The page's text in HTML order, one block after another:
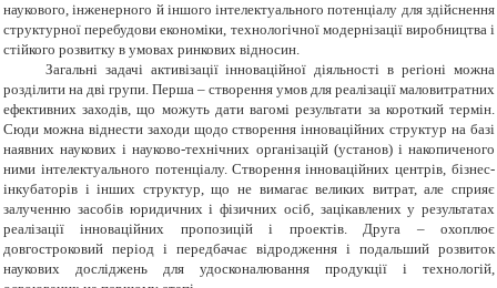
наукового, інженерного й іншого інтелектуального потенціалу для здійснення
структурної перебудови економіки, технологічної модернізації виробництва і
стійкого розвитку в умовах ринкових відносин.
Загальні задачі активізації інноваційної діяльності в регіоні можна
розділити на дві групи. Перша – створення умов для реалізації маловитратних
ефективних заходів, що можуть дати вагомі результати за короткий термін.
Сюди можна віднести заходи щодо створення інноваційних структур на базі
наявних наукових і науково-технічних організацій (установ) і накопиченого
ними інтелектуального потенціалу. Створення інноваційних центрів, бізнес-
інкубаторів і інших структур, що не вимагає великих витрат, але сприяє
залученню засобів юридичних і фізичних осіб, зацікавлених у результатах
реалізації інноваційних пропозицій і проектів. Друга – охоплює
довгостроковий період і передбачає відродження і подальший розвиток
наукових досліджень для удосконалювання продукції і технологій,